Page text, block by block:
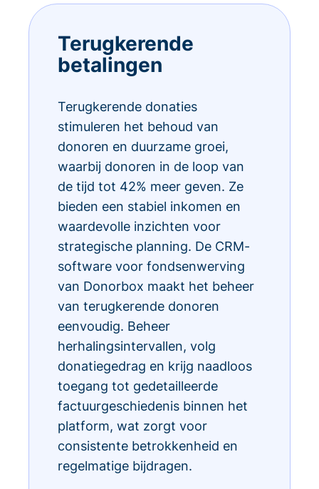
Terugkerende
betalingen
Terugkerende donaties
stimuleren het behoud van
donoren en duurzame groei,
waarbij donoren in de loop van
de tijd tot 42% meer geven. Ze
bieden een stabiel inkomen en
waardevolle inzichten voor
strategische planning. De CRM-
software voor fondsenwerving
van Donorbox maakt het beheer
van terugkerende donoren
eenvoudig. Beheer
herhalingsintervallen, volg
donatiegedrag en krijg naadloos
toegang tot gedetailleerde
factuurgeschiedenis binnen het
platform, wat zorgt voor
consistente betrokkenheid en
regelmatige bijdragen.